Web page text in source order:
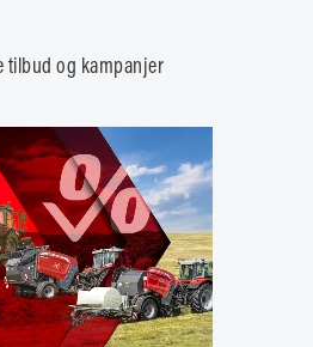
tilbud og kampanjer